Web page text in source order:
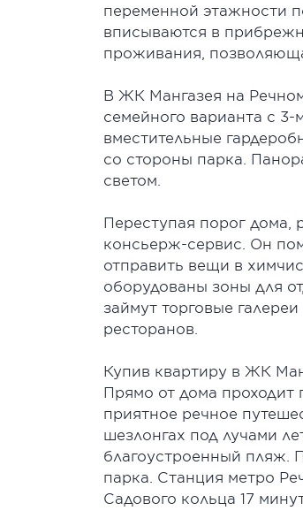
переменной этажности
вписываются в
проживания,
В ЖК Мангазея на
семейного варианта с
вместительные
со стороны парка.
светом.
Переступая порог дома,
консьерж-сервис. Он
отправить вещи в
оборудованы зоны для
займут торговые
ресторанов.
Купив квартиру в ЖК
Прямо от дома проходит
приятное речное
шезлонгах под лучами
благоустроенный пляж.
парка. Станция метро
Садового кольца 17